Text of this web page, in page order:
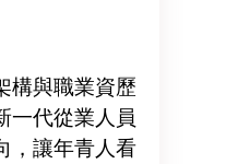
構與職業資歷
一代從業人員
，讓年青人看